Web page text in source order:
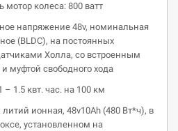
колеса: 800 ватт
напряжение 48v, номинальная
(BLDC), на постоянных
Холла, со встроенным
муфтой свободного хода
– 1.5 квт. час. на 100 км
ионная, 48v10Ah (480 Вт*ч), в
установленном на